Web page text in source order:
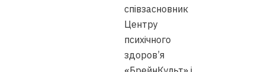
співзасновник
Центру
психічного
здоров’я